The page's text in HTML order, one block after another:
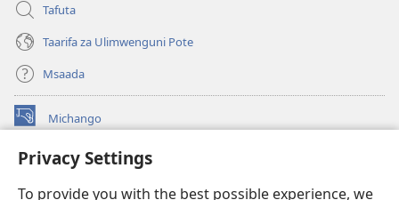
Privacy Settings
To provide you with the best possible experience, we
Tafuta
Taarifa za Ulimwenguni Pote
Msaada
Michango
(opens
window)Watchtower MAKTABA KWENYE MTANDAO™
new